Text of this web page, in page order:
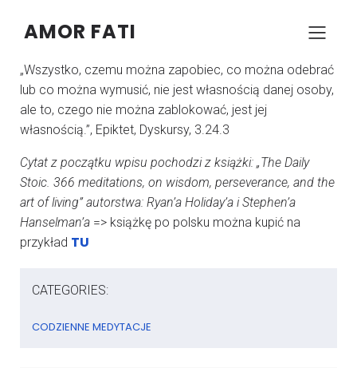
AMOR FATI
KONRAD SZCZYPCZYK
„Wszystko, czemu można zapobiec, co można odebrać
lub co można wymusić, nie jest własnością danej osoby,
ale to, czego nie można zablokować, jest jej
własnością.”, Epiktet, Dyskursy, 3.24.3
Cytat z początku wpisu pochodzi z książki: „The Daily
Stoic. 366 meditations, on wisdom, perseverance, and the
art of living” autorstwa: Ryan’a Holiday’a i Stephen’a
Hanselman’a => książkę po polsku można kupić na
przykład TU
CATEGORIES:
CODZIENNE MEDYTACJE